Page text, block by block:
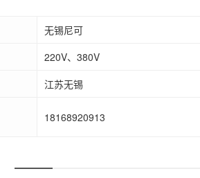
无锡尼可
220V、380V
江苏无锡
18168920913